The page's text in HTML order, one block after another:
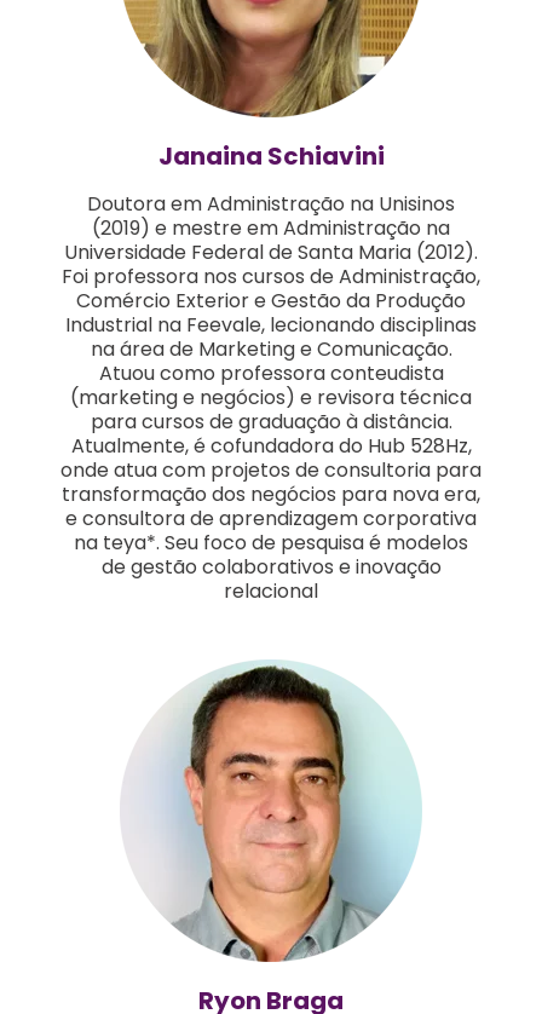
Janaina Schiavini
Doutora em Administração na Unisinos
(2019) e mestre em Administração na
Universidade Federal de Santa Maria (2012).
Foi professora nos cursos de Administração,
Comércio Exterior e Gestão da Produção
Industrial na Feevale, lecionando disciplinas
na área de Marketing e Comunicação.
Atuou como professora conteudista
(marketing e negócios) e revisora técnica
para cursos de graduação à distância.
Atualmente, é cofundadora do Hub 528Hz,
onde atua com projetos de consultoria para
transformação dos negócios para nova era,
e consultora de aprendizagem corporativa
na teya*. Seu foco de pesquisa é modelos
de gestão colaborativos e inovação
relacional
Ryon Braga